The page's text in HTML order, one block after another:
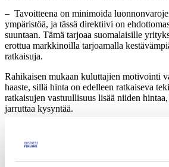
– Tavoitteena on minimoida
ympäristöä, ja tässä direktiivi on
suuntaan. Tämä tarjoaa suomalaisille
erottua markkinoilla tarjoamalla
ratkaisuja.
Rahikaisen mukaan kuluttajien motivointi
haaste, sillä hinta on edelleen ratkaiseva
ratkaisujen vastuullisuus lisää niiden hintaa,
jarruttaa kysyntää.
keventäminen ja jopa pohdinta käytetyn
poistamisesta, voisivat tukea tätä siirtymää.
suutaripalveluista joutuu maksamaan